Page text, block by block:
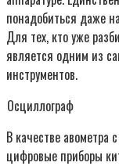
понадобиться даже
Для тех, кто уже
является одним из
инструментов.
Осциллограф
В качестве авометра
цифровые приборы